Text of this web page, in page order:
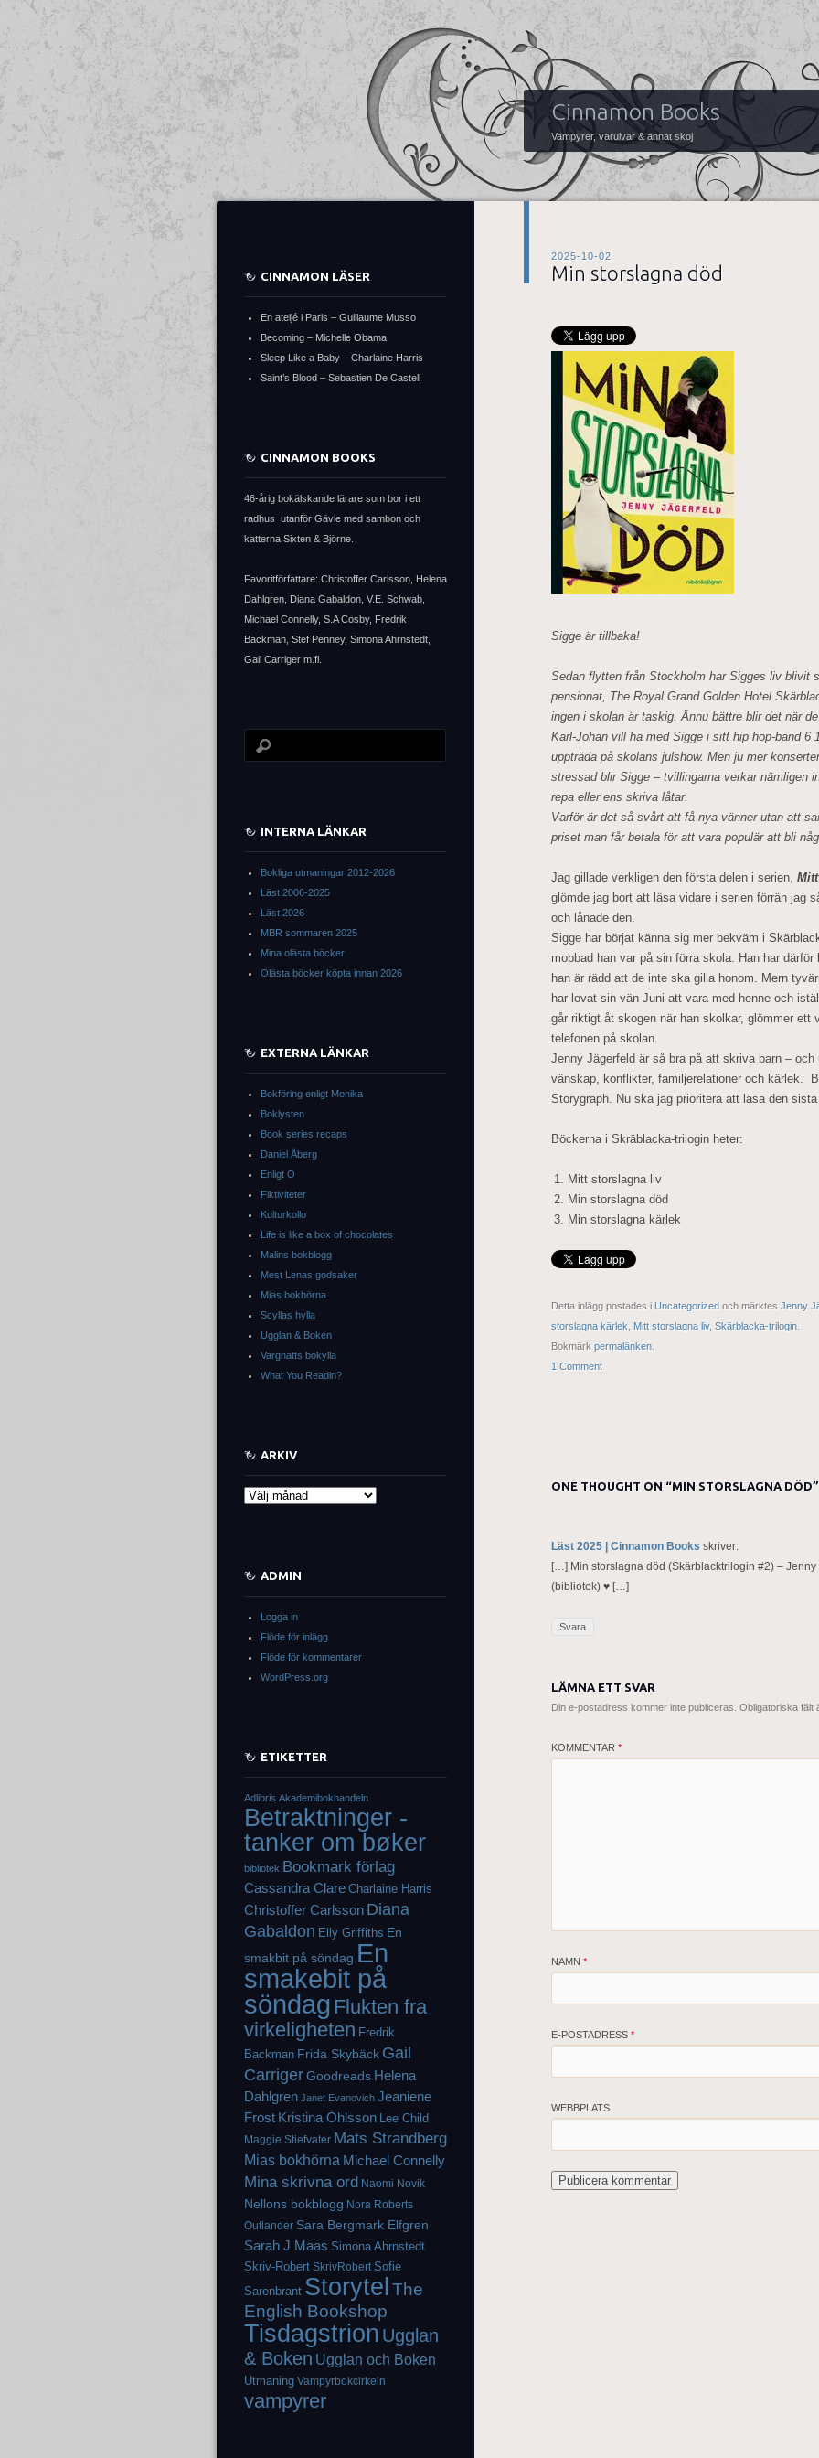
Cinnamon Books
Vampyrer, varulvar & annat skoj
2025-10-02
Min storslagna död
Sigge är tillbaka!
Sedan flytten från Stockholm har Sigges liv blivit
pensionat, The Royal Grand Golden Hotel
ingen i skolan är taskig. Ännu bättre blir det när
Karl-Johan vill ha med Sigge i sitt hip hop-band 6
uppträda på skolans julshow. Men ju mer
stressad blir Sigge – tvillingarna verkar nämligen
repa eller ens skriva låtar.
Varför är det så svårt att få nya vänner utan att
priset man får betala för att vara populär att bli
Jag gillade verkligen den första delen i serien,
glömde jag bort att läsa vidare i serien förrän jag
och lånade den.
Sigge har börjat känna sig mer bekväm i
mobbad han var på sin förra skola. Han har
han är rädd att de inte ska gilla honom. Mern
har lovat sin vän Juni att vara med henne och
går riktigt åt skogen när han skolkar, glömmer ett
telefonen på skolan.
Jenny Jägerfeld är så bra på att skriva barn –
vänskap, konflikter, familjerelationer och kärlek.
Storygraph. Nu ska jag prioritera att läsa den
Böckerna i Skräblacka-trilogin heter:
Mitt storslagna liv
Min storslagna död
Min storslagna kärlek
Detta inlägg postades i Uncategorized och märktes Jenny
storslagna kärlek Mitt storslagna liv, Skärblacka-trilogin
Bokmärk permalänken
1 Comment
ONE THOUGHT ON “MIN STORSLAGNA DÖD”
Läst 2025 | Cinnamon Books skriver:
[…] Min storslagna död (Skärblacktrilogin #2) –
(bibliotek) ♥ […]
Svara
LÄMNA ETT SVAR
Din e-postadress kommer inte publiceras. Obligatoriska fält
KOMMENTAR *
NAMN *
E-POSTADRESS *
WEBBPLATS
CINNAMON LÄSER
En ateljé i Paris – Guillaume Musso
Becoming – Michelle Obama
Sleep Like a Baby – Charlaine Harris
Saint’s Blood – Sebastien De Castell
CINNAMON BOOKS
46-årig bokälskande lärare som bor i ett
radhus utanför Gävle med sambon och
katterna Sixten & Björne.
Favoritförfattare: Christoffer Carlsson, Helena
Dahlgren, Diana Gabaldon, V.E. Schwab,
Michael Connelly, S.A Cosby, Fredrik
Backman, Stef Penney, Simona Ahrnstedt,
Gail Carriger m.fl.
INTERNA LÄNKAR
Bokliga utmaningar 2012-2026
Läst 2006-2025
Läst 2026
MBR sommaren 2025
Mina olästa böcker
Olästa böcker köpta innan 2026
EXTERNA LÄNKAR
Bokföring enligt Monika
Boklysten
Book series recaps
Daniel Åberg
Enligt O
Fiktiviteter
Kulturkollo
Life is like a box of chocolates
Malins bokblogg
Mest Lenas godsaker
Mias bokhörna
Scyllas hylla
Ugglan & Boken
Vargnatts bokylla
What You Readin?
ARKIV
Arkiv
ADMIN
Logga in
Flöde för inlägg
Flöde för kommentarer
WordPress.org
ETIKETTER
Adlibris Akademibokhandeln
Betraktninger -
tanker om bøker
bibliotek Bookmark förlag
Cassandra Clare Charlaine Harris
Christoffer Carlsson Diana
Gabaldon Elly Griffiths En
smakbit på söndag En
smakebit på
söndag Flukten fra
virkeligheten Fredrik
Backman Frida Skybäck Gail
CarrigerGoodreads Helena
Dahlgren Janet Evanovich Jeaniene
Frost Kristina Ohlsson Lee Child
Maggie Stiefvater Mats Strandberg
Mias bokhörna Michael Connelly
Mina skrivna ord Naomi Novik
Nellons bokblogg Nora Roberts
Outlander Sara Bergmark Elfgren
Sarah J Maas Simona Ahrnstedt
Skriv-Robert SkrivRobert Sofie
Sarenbrant Storytel The
English Bookshop
Tisdagstrion Ugglan
& Boken Ugglan och Boken
Utmaning Vampyrbokcirkeln
vampyrer